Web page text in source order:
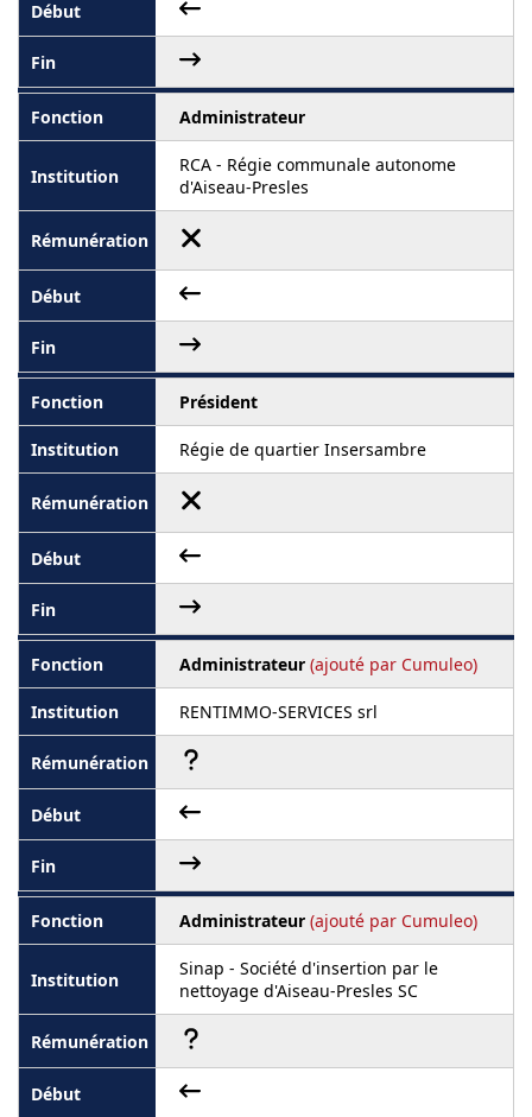
Administrateur
RCA - Régie communale autonome
d'Aiseau-Presles
Président
Régie de quartier Insersambre
Administrateur (ajouté par Cumuleo)
RENTIMMO-SERVICES srl
Administrateur (ajouté par Cumuleo)
Sinap - Société d'insertion par le
nettoyage d'Aiseau-Presles SC